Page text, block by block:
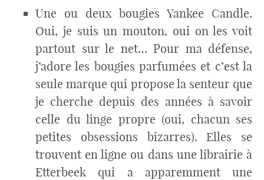
Une ou deux bougies Yankee Candle.
Oui, je suis un mouton, oui on les voit
partout sur le net… Pour ma défense,
j’adore les bougies parfumées et c’est la
seule marque qui propose la senteur que
je cherche depuis des années à savoir
celle du linge propre (oui, chacun ses
petites obsessions bizarres). Elles se
trouvent en ligne ou dans une librairie à
Etterbeek qui a apparemment une